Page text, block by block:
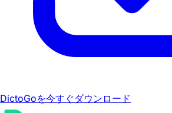
DictoGoを今すぐダウンロード